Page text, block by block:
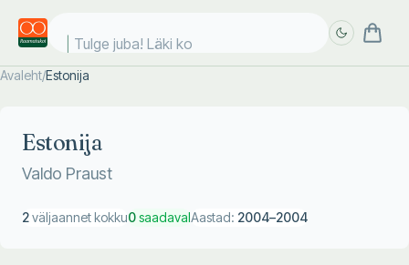
Tulge juba! Läki koo
Avaleht/Estonija
Estonija
Valdo Praust
2väljaannet kokku0saadavalAastad: 2004–2004